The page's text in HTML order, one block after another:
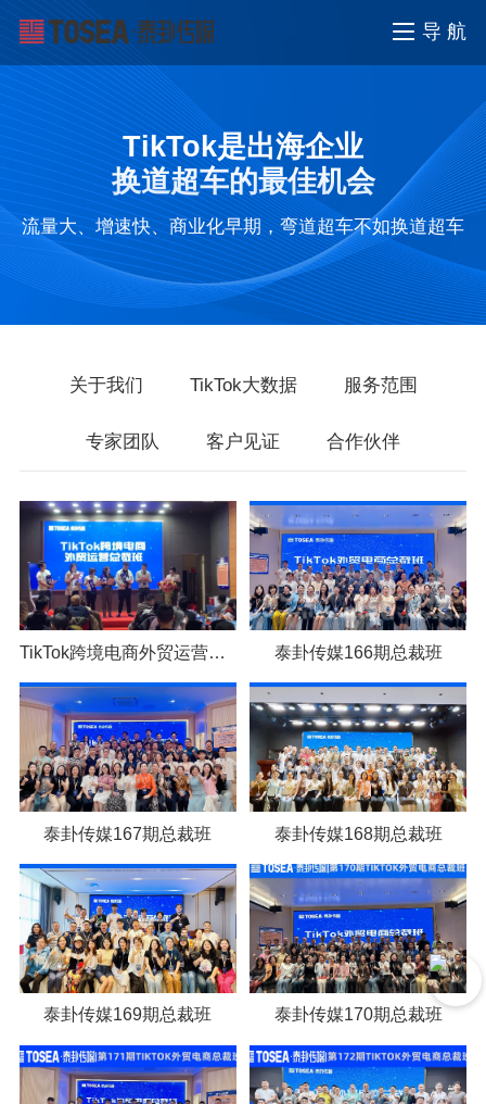
导 航
TikTok是出海企业
换道超车的最佳机会
流量大、增速快、商业化早期，弯道超车不如换道超车
关于我们 TikTok大数据 服务范围
专家团队 客户见证 合作伙伴
TikTok跨境电商外贸运营总裁班 泰卦传媒166期总裁班
泰卦传媒167期总裁班 泰卦传媒168期总裁班
泰卦传媒169期总裁班 泰卦传媒170期总裁班